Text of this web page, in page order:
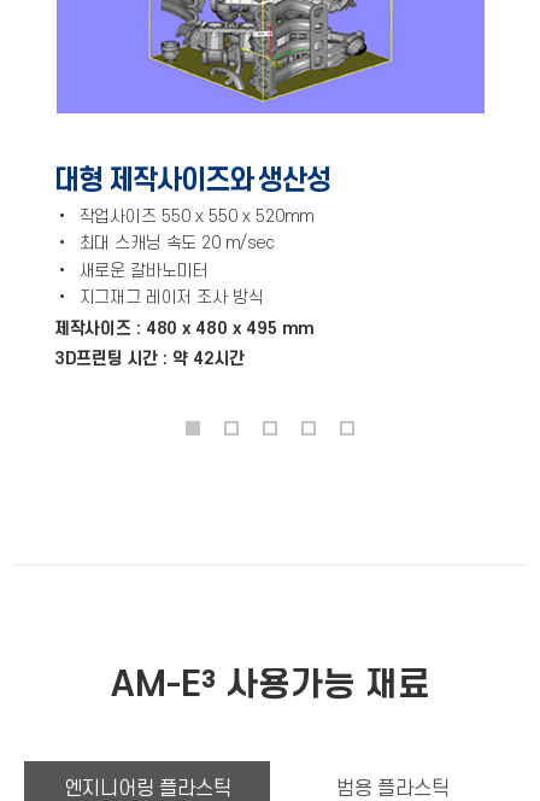
대형 제작사이즈와 생산성
• 작업사이즈 550 x 550 x 520mm
• 최대 스캐닝 속도 20 m/sec
• 새로운 갈바노미터
• 지그재그 레이저 조사 방식
제작사이즈 : 480 x 480 x 495 mm
3D프린팅 시간 : 약 42시간
AM-E³ 사용가능 재료
엔지니어링 플라스틱 범용 플라스틱